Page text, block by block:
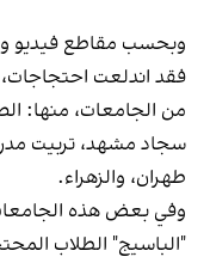
وبحسب مقاطع فيديو
من الجامعات، منها:
سجاد مشهد، تربيت
طهران، والزهراء.
وفي بعض هذه
"الباسيج" الطلاب